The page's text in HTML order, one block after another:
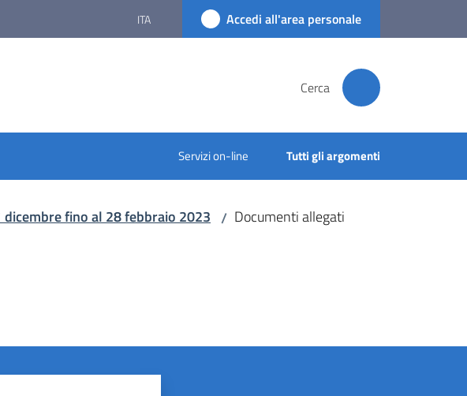
ITA Accedi all'area personale
Cerca
Servizi on-line Tutti gli argomenti
fino al 28 febbraio 2023 / Documenti allegati